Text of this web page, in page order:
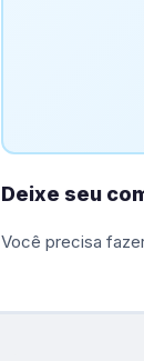
Deixe seu
Você precisa